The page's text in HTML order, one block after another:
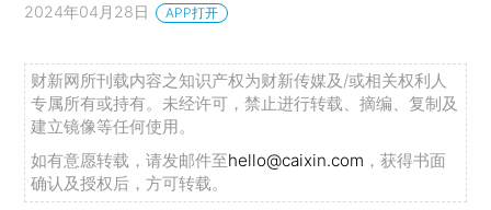
2024年04月28日 APP打开
财新网所刊载内容之知识产权为财新传媒及/或相关权利人
专属所有或持有。未经许可，禁止进行转载、摘编、复制及
建立镜像等任何使用。
如有意愿转载，请发邮件至hello@caixin.com ，获得书面
确认及授权后，方可转载。